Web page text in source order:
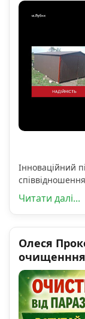
Інноваційний
Читати далі...
Олеся
очищенння